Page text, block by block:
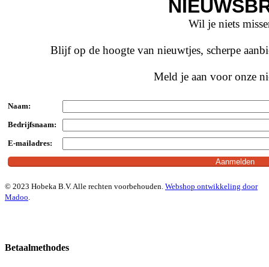
Wil je niets
Blijf op de hoogte van nieuwtjes, scherpe
Meld je aan voor onze
Naam:
Bedrijfsnaam:
E-mailadres:
© 2023 Hobeka B.V. Alle rechten voorbehouden. Webshop ontwikkeling door
Madoo.
Betaalmethodes